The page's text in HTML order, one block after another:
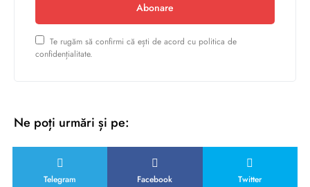
Abonare
Te rugăm să confirmi că ești de acord cu politica de
confidențialitate.
Ne poți urmări și pe:
Telegram Facebook Twitter